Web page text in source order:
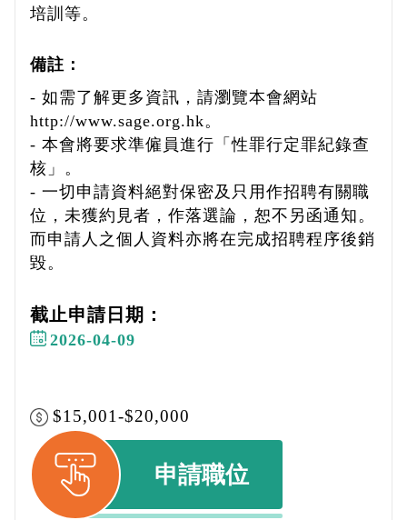
培訓等。
備註：
- 如需了解更多資訊，請瀏覽本會網站
http://www.sage.org.hk。
- 本會將要求準僱員進行「性罪行定罪紀錄查
核」。
- 一切申請資料絕對保密及只用作招聘有關職
位，未獲約見者，作落選論，恕不另函通知。
而申請人之個人資料亦將在完成招聘程序後銷
毀。
截止申請日期：
2026-04-09
$15,001-$20,000
申請職位